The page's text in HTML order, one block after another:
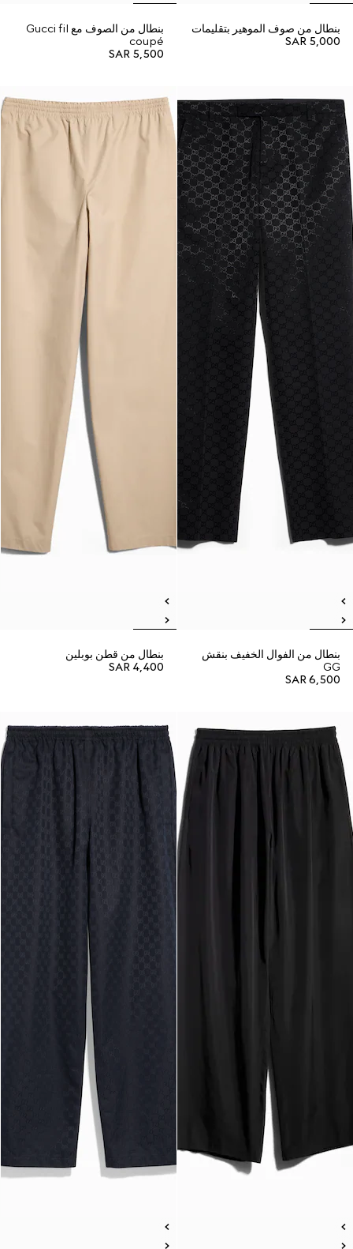
بنطال من صوف الموهير بتقليمات
SAR 5,000
بنطال من الصوف مع Gucci fil
coupé
SAR 5,500
بنطال من الفوال الخفيف بنقش
GG
SAR 6,500
بنطال من قطن بوبلين
SAR 4,400